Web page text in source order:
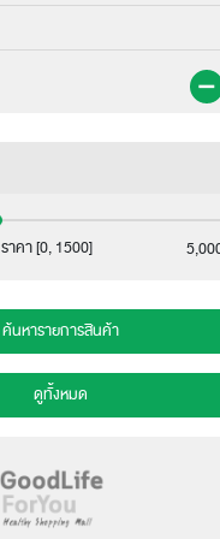
ราคา [0, 1500]
ค้นหารายการสินค้า
ดูทั้งหมด